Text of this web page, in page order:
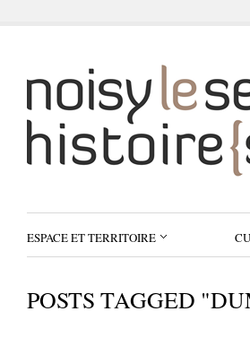
ESPACE ET TERRITOIRE
POSTS TAGGED